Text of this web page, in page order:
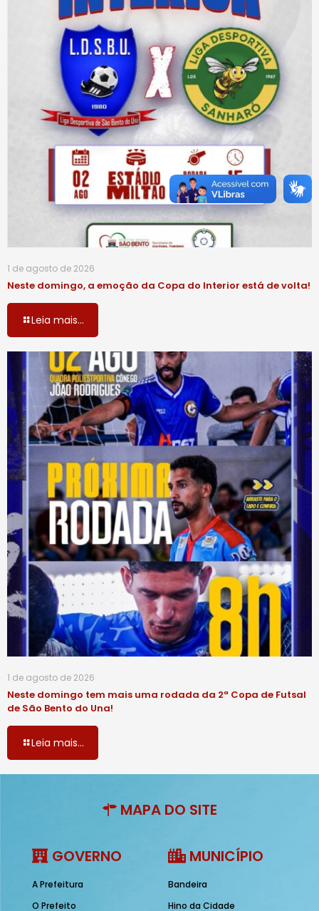
1 de agosto de 2026
Neste domingo, a emoção da Copa do Interior está de volta!
Leia mais...
1 de agosto de 2026
Neste domingo tem mais uma rodada da 2ª Copa de Futsal
de São Bento do Una!
Leia mais...
MAPA DO SITE
GOVERNO
A Prefeitura
O Prefeito
MUNICÍPIO
Bandeira
Hino da Cidade